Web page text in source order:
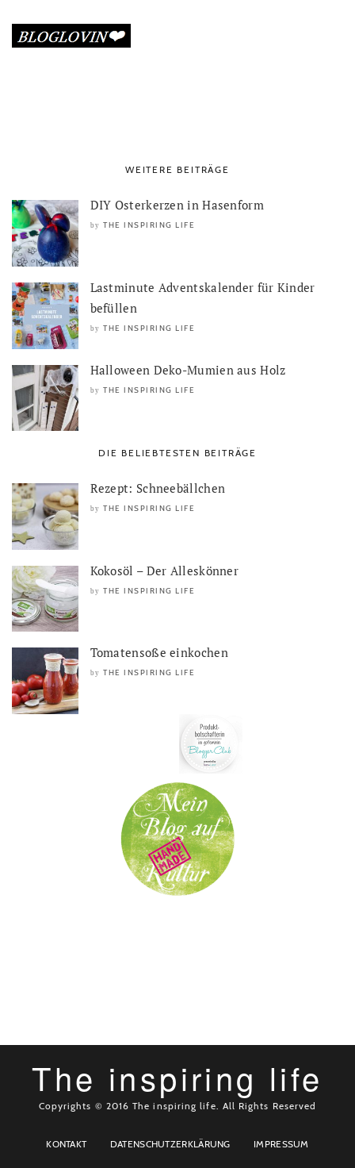
WEITERE BEITRÄGE
DIY Osterkerzen in Hasenform
by THE INSPIRING LIFE
Lastminute Adventskalender für Kinder
befüllen
by THE INSPIRING LIFE
Halloween Deko-Mumien aus Holz
by THE INSPIRING LIFE
DIE BELIEBTESTEN BEITRÄGE
Rezept: Schneebällchen
by THE INSPIRING LIFE
Kokosöl – Der Alleskönner
by THE INSPIRING LIFE
Tomatensoße einkochen
by THE INSPIRING LIFE
The inspiring life
Copyrights © 2016 The inspiring life. All Rights Reserved
KONTAKT DATENSCHUTZERKLÄRUNG IMPRESSUM